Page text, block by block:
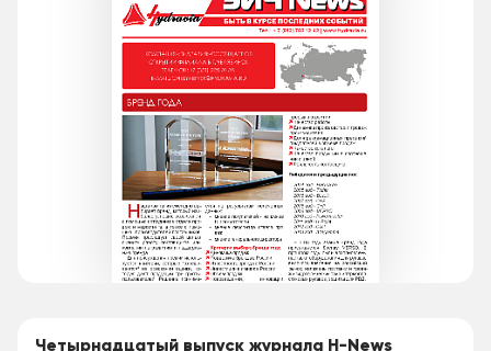
Четырнадцатый выпуск журнала H-News